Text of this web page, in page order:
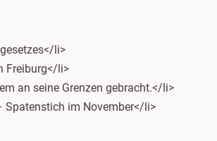
li>
Freiburg</li>
an seine Grenzen gebracht.</li>
im November</li>